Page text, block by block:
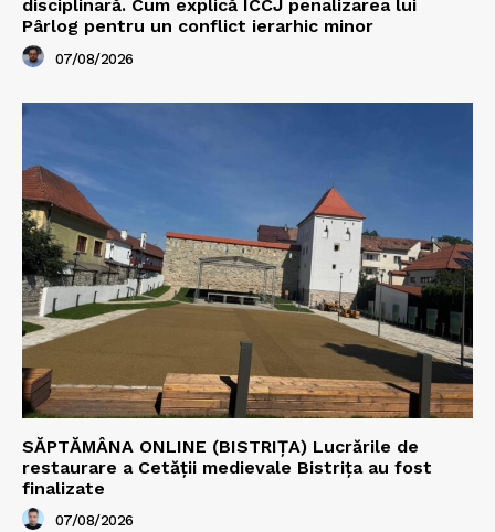
disciplinară. Cum explică ÎCCJ penalizarea lui
Pârlog pentru un conflict ierarhic minor
07/08/2026
SĂPTĂMÂNA ONLINE (BISTRIȚA) Lucrările de
restaurare a Cetăţii medievale Bistriţa au fost
finalizate
07/08/2026